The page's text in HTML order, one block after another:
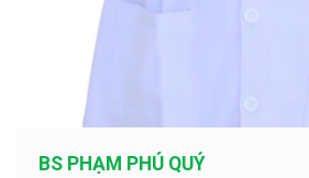
BS PHẠM PHÚ QUÝ